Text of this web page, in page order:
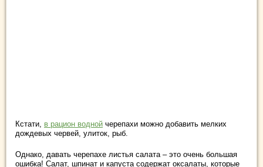
Кстати, в рацион водной черепахи можно добавить мелких
дождевых червей, улиток, рыб.
Однако, давать черепахе листья салата – это очень большая
ошибка! Салат, шпинат и капуста содержат оксалаты, которые